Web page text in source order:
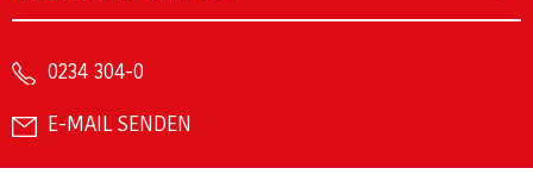
0234 304-0
E-MAIL SENDEN